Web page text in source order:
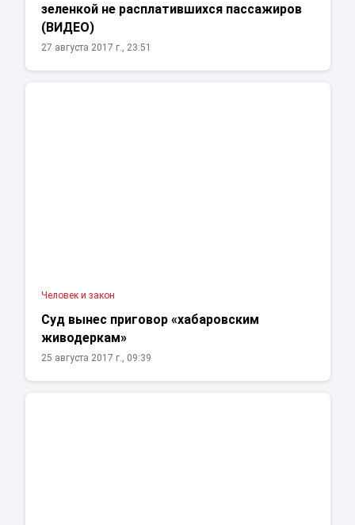
зеленкой не расплатившихся пассажиров
(ВИДЕО)
27 августа 2017 г., 23:51
Человек и закон
Суд вынес приговор «хабаровским
живодеркам»
25 августа 2017 г., 09:39